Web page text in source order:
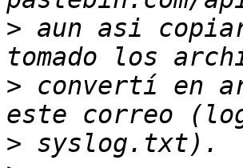
> aun asi
> convertí en
>